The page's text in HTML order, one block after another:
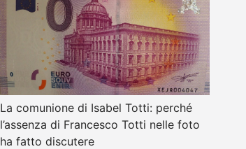
La comunione di Isabel Totti: perché
l’assenza di Francesco Totti nelle foto
ha fatto discutere